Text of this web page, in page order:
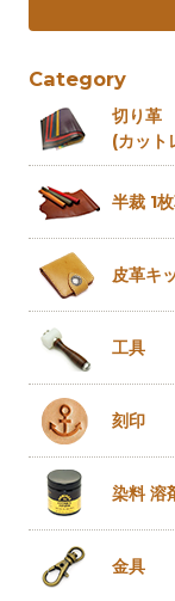
Category
切り革
(カット
半裁 1
皮革キ
工具
刻印
染料 溶
金具